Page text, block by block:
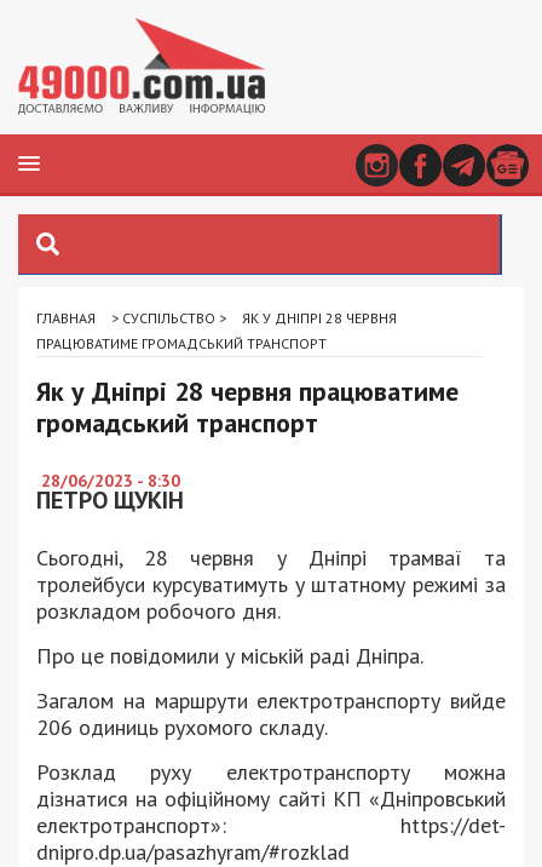
ГЛАВНАЯ > СУСПІЛЬСТВО >
ЯК У ДНІПРІ 28 ЧЕРВНЯ
ПРАЦЮВАТИМЕ ГРОМАДСЬКИЙ ТРАНСПОРТ
Як у Дніпрі 28 червня працюватиме
громадський транспорт
28/06/2023 - 8:30
ПЕТРО ЩУКІН
Сьогодні, 28 червня у Дніпрі трамваї та
тролейбуси курсуватимуть у штатному режимі за
розкладом робочого дня.
Про це повідомили у міській раді Дніпра.
Загалом на маршрути електротранспорту вийде
206 одиниць рухомого складу.
Розклад руху електротранспорту можна
дізнатися на офіційному сайті КП «Дніпровський
електротранспорт»: https://det-
dnipro.dp.ua/pasazhyram/#rozklad